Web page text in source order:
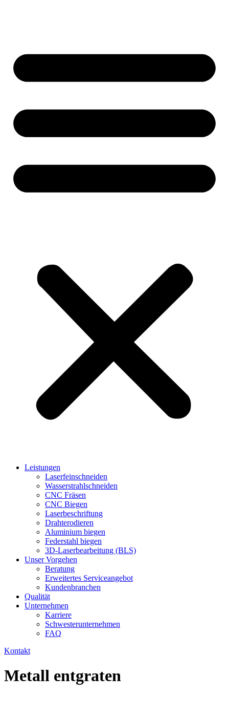
Leistungen
Laserfeinschneiden
Wasserstrahlschneiden
CNC Fräsen
CNC Biegen
Laserbeschriftung
Drahterodieren
Aluminium biegen
Federstahl biegen
3D-Laserbearbeitung (BLS)
Unser Vorgehen
Beratung
Erweitertes Serviceangebot
Kundenbranchen
Qualität
Unternehmen
Karriere
Schwesterunternehmen
FAQ
Kontakt
Metall entgraten